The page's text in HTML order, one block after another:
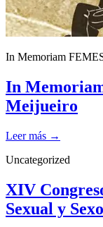
In Memoriam
In
Meijueiro
Leer más →
Uncategorized
XIV
Sexual y